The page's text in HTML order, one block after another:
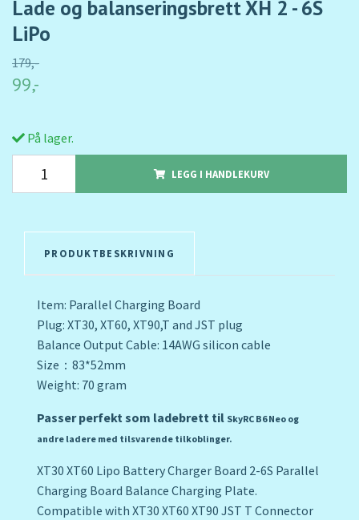
Lade og balanseringsbrett XH 2 - 6S
LiPo
179,-
99,-
På lager.
LEGG I HANDLEKURV
PRODUKTBESKRIVNING
Item: Parallel Charging Board
Plug: XT30, XT60, XT90,T and JST plug
Balance Output Cable: 14AWG silicon cable
Size：83*52mm
Weight: 70 gram
Passer perfekt som ladebrett til SkyRC B6 Neo og
andre ladere med tilsvarende tilkoblinger.
XT30 XT60 Lipo Battery Charger Board 2-6S Parallel
Charging Board Balance Charging Plate.
Compatible with XT30 XT60 XT90 JST T Connector